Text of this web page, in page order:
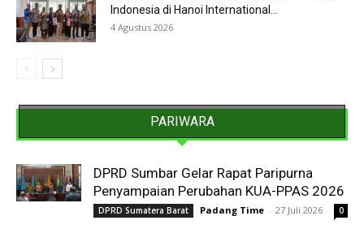
Indonesia di Hanoi International...
4 Agustus 2026
PARIWARA
DPRD Sumbar Gelar Rapat Paripurna
Penyampaian Perubahan KUA-PPAS 2026
DPRD Sumatera Barat Padang Time - 27 Juli 2026 0